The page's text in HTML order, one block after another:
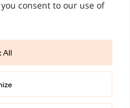
consent to our use of
All